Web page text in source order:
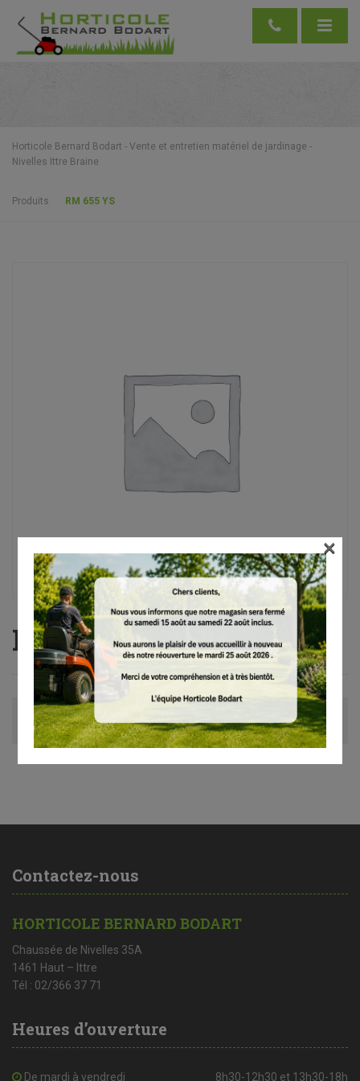
Horticole Bernard Bodart - Vente et entretien matériel de jardinage -
Nivelles Ittre Braine
Produits RM 655 YS
RM 655 YS
Avis (0)
Contactez-nous
HORTICOLE BERNARD BODART
Chaussée de Nivelles 35A
1461 Haut – Ittre
Tél : 02/366 37 71
Heures d’ouverture
De mardi à vendredi 8h30-12h30 et 13h30-18h
×